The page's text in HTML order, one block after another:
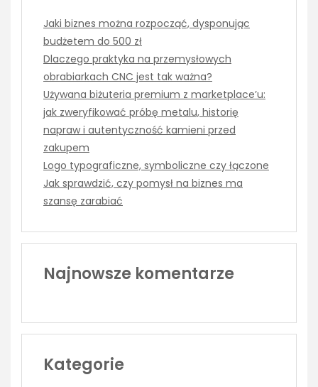
Jaki biznes można rozpocząć, dysponując
budżetem do 500 zł
Dlaczego praktyka na przemysłowych
obrabiarkach CNC jest tak ważna?
Używana biżuteria premium z marketplace’u:
jak zweryfikować próbę metalu, historię
napraw i autentyczność kamieni przed
zakupem
Logo typograficzne, symboliczne czy łączone
Jak sprawdzić, czy pomysł na biznes ma
szansę zarabiać
Najnowsze komentarze
Kategorie